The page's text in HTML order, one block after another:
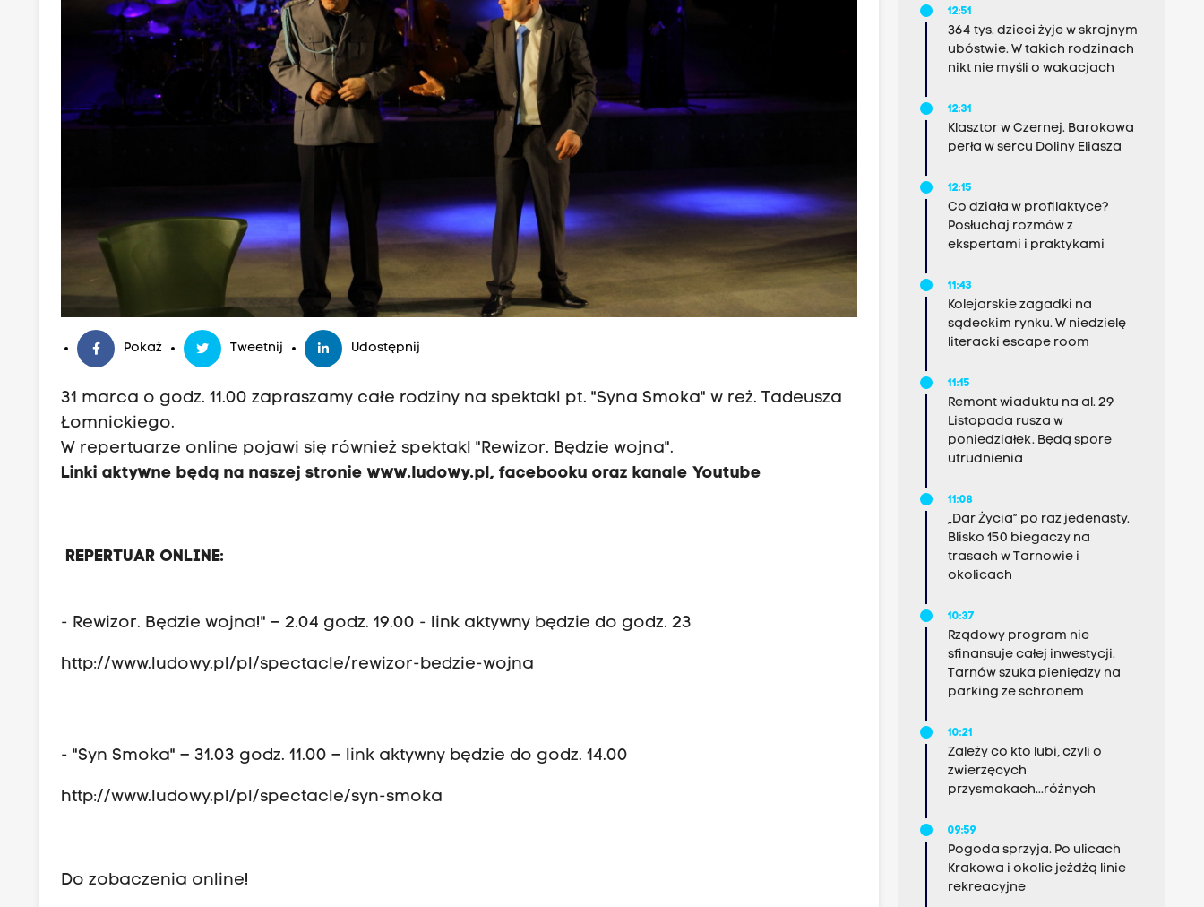
Pokaż Tweetnij Udostępnij
31 marca o godz. 11.00 zapraszamy całe rodziny na spektakl pt. "Syna Smoka" w reż. Tadeusza
Łomnickiego.
W repertuarze online pojawi się również spektakl "Rewizor. Będzie wojna".
Linki aktywne będą na naszej stroniewww.ludowy.pl,facebooku orazkanale Youtube
REPERTUAR ONLINE:
- Rewizor. Będzie wojna!" – 2.04 godz. 19.00 - link aktywny będzie do godz. 23
http://www.ludowy.pl/pl/spectacle/rewizor-bedzie-wojna
- "Syn Smoka" – 31.03 godz. 11.00 – link aktywny będzie do godz. 14.00
http://www.ludowy.pl/pl/spectacle/syn-smoka
Do zobaczenia online!
12:51
364 tys. dzieci żyje w skrajnym
ubóstwie. W takich rodzinach
nikt nie myśli o wakacjach
12:31
Klasztor w Czernej. Barokowa
perła w sercu Doliny Eliasza
12:15
Co działa w profilaktyce?
Posłuchaj rozmów z
ekspertami i praktykami
11:43
Kolejarskie zagadki na
sądeckim rynku. W niedzielę
literacki escape room
11:15
Remont wiaduktu na al. 29
Listopada rusza w
poniedziałek. Będą spore
utrudnienia
11:08
„Dar Życia” po raz jedenasty.
Blisko 150 biegaczy na
trasach w Tarnowie i
okolicach
10:37
Rządowy program nie
sfinansuje całej inwestycji.
Tarnów szuka pieniędzy na
parking ze schronem
10:21
Zależy co kto lubi, czyli o
zwierzęcych
przysmakach...różnych
09:59
Pogoda sprzyja. Po ulicach
Krakowa i okolic jeżdżą linie
rekreacyjne